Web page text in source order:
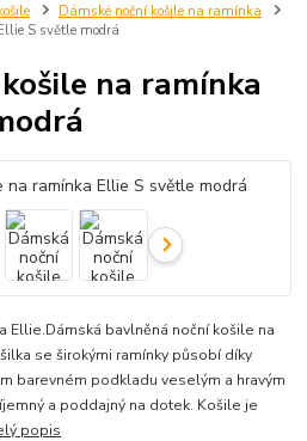
Dámské noční košile na ramínka
S světle modrá
na ramínka
Ellie.Dámská bavlněná noční košile na
se širokými ramínky působí díky
barevném podkladu veselým a hravým
a poddajný na dotek. Košile je
popis